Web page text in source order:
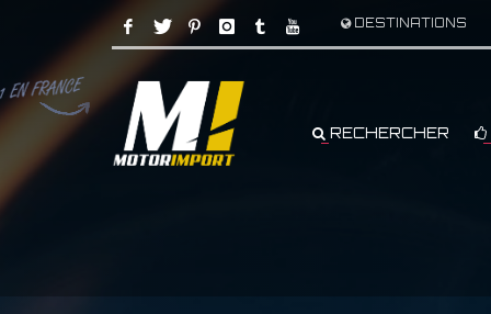
DESTINATIONS
RECHERCHER